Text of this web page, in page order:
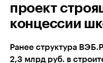
проект
концессии
Ранее структура
2,3 млрд руб. в